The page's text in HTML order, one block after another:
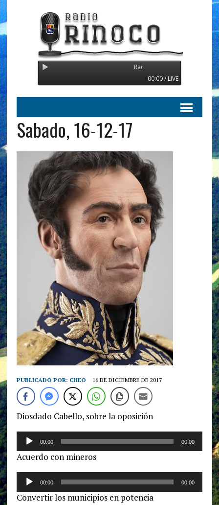
Radio Orinoco - Transmitiendo
00:00 / LIVE
Sabado, 16-12-17
PUBLICADO POR: CHEO 16 DE DICIEMBRE DE 2017
Diosdado Cabello, sobre la oposición
Reproductor
audio
00:00 00:00
Acuerdo con mineros
Reproductor
audio
00:00 00:00
Convertir los municipios en potencia